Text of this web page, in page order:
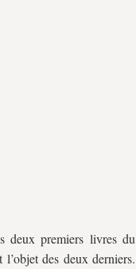
deux premiers livres du
des deux derniers.